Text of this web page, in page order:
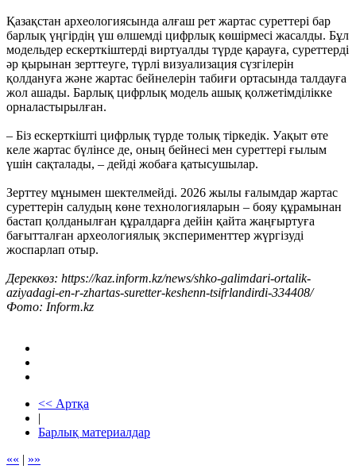
Қазақстан археологиясында алғаш рет жартас суреттері бар
барлық үңгірдің үш өлшемді цифрлық көшірмесі жасалды. Бұл
модельдер ескерткіштерді виртуалды түрде қарауға, суреттерді
әр қырынан зерттеуге, түрлі визуализация сүзгілерін
қолдануға және жартас бейнелерін табиғи ортасында талдауға
жол ашады. Барлық цифрлық модель ашық қолжетімділікке
орналастырылған.
– Біз ескерткішті цифрлық түрде толық тіркедік. Уақыт өте
келе жартас бүлінсе де, оның бейнесі мен суреттері ғылым
үшін сақталады, – дейді жобаға қатысушылар.
Зерттеу мұнымен шектелмейді. 2026 жылы ғалымдар жартас
суреттерін салудың көне технологияларын – бояу құрамынан
бастап қолданылған құралдарға дейін қайта жаңғыртуға
бағытталған археологиялық эксперименттер жүргізуді
жоспарлап отыр.
Дереккөз: https://kaz.inform.kz/news/shko-galimdari-ortalik-
aziyadagi-en-r-zhartas-suretter-keshenn-tsifrlandirdi-334408/
Фото: Inform.kz
<< Артқа
|
Барлық материалдар
«« | »»